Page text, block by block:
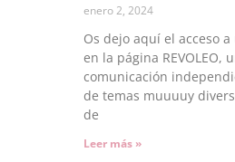
enero 2, 2024
Os dejo aquí el acceso
en la página REVOLEO,
comunicación
de temas muuuuy
de
Leer más »